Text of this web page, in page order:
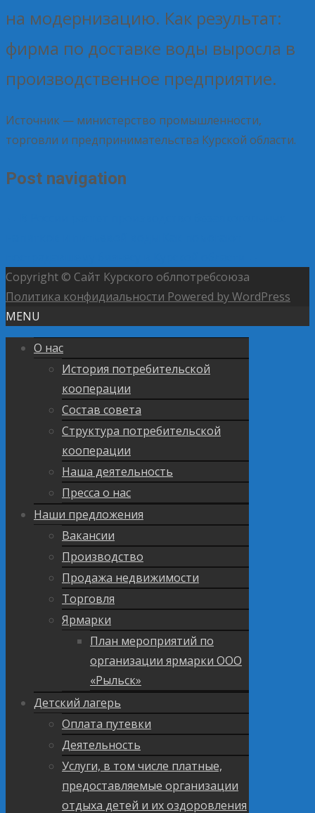
на модернизацию. Как результат:
фирма по доставке воды выросла в
производственное предприятие.
Источник — министерство промышленности,
торговли и предпринимательства Курской области.
Post navigation
Copyright © Сайт Курского облпотребсоюза
Политика конфидиальности Powered by WordPress
MENU
О нас
История потребительской
кооперации
Состав совета
Структура потребительской
кооперации
Наша деятельность
Пресса о нас
Наши предложения
Вакансии
Производство
Продажа недвижимости
Торговля
Ярмарки
План мероприятий по
организации ярмарки ООО
«Рыльск»
Детский лагерь
Оплата путевки
Деятельность
Услуги, в том числе платные,
предоставляемые организации
отдыха детей и их оздоровления